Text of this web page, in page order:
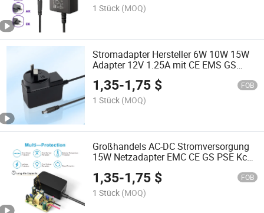
1 Stück (MOQ)
Stromadapter Hersteller 6W 10W 15W
Adapter 12V 1.25A mit CE EMS GS
Ukca FCC UL cUL SAA C-Tick PSE und
Kc Stromversorgung Adapter
Kostenloses Muster RoHS AC Adapter
1,35-1,75 $ FOB
1 Stück (MOQ)
Großhandels AC-DC Stromversorgung
15W Netzadapter EMC CE GS PSE Kc
Adapter 12V 1.25A Netzadapter
1,35-1,75 $ FOB
1 Stück (MOQ)